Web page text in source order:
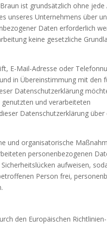
ist grundsätzlich ohne jede
unseres Unternehmens über
Daten erforderlich
keine gesetzliche
E-Mail-Adresse oder
in Übereinstimmung mit den
Datenschutzerklärung
und verarbeiteten
Datenschutzerklärung über
und organisatorische
personenbezogenen
aufweisen,
Person frei,
den Europäischen